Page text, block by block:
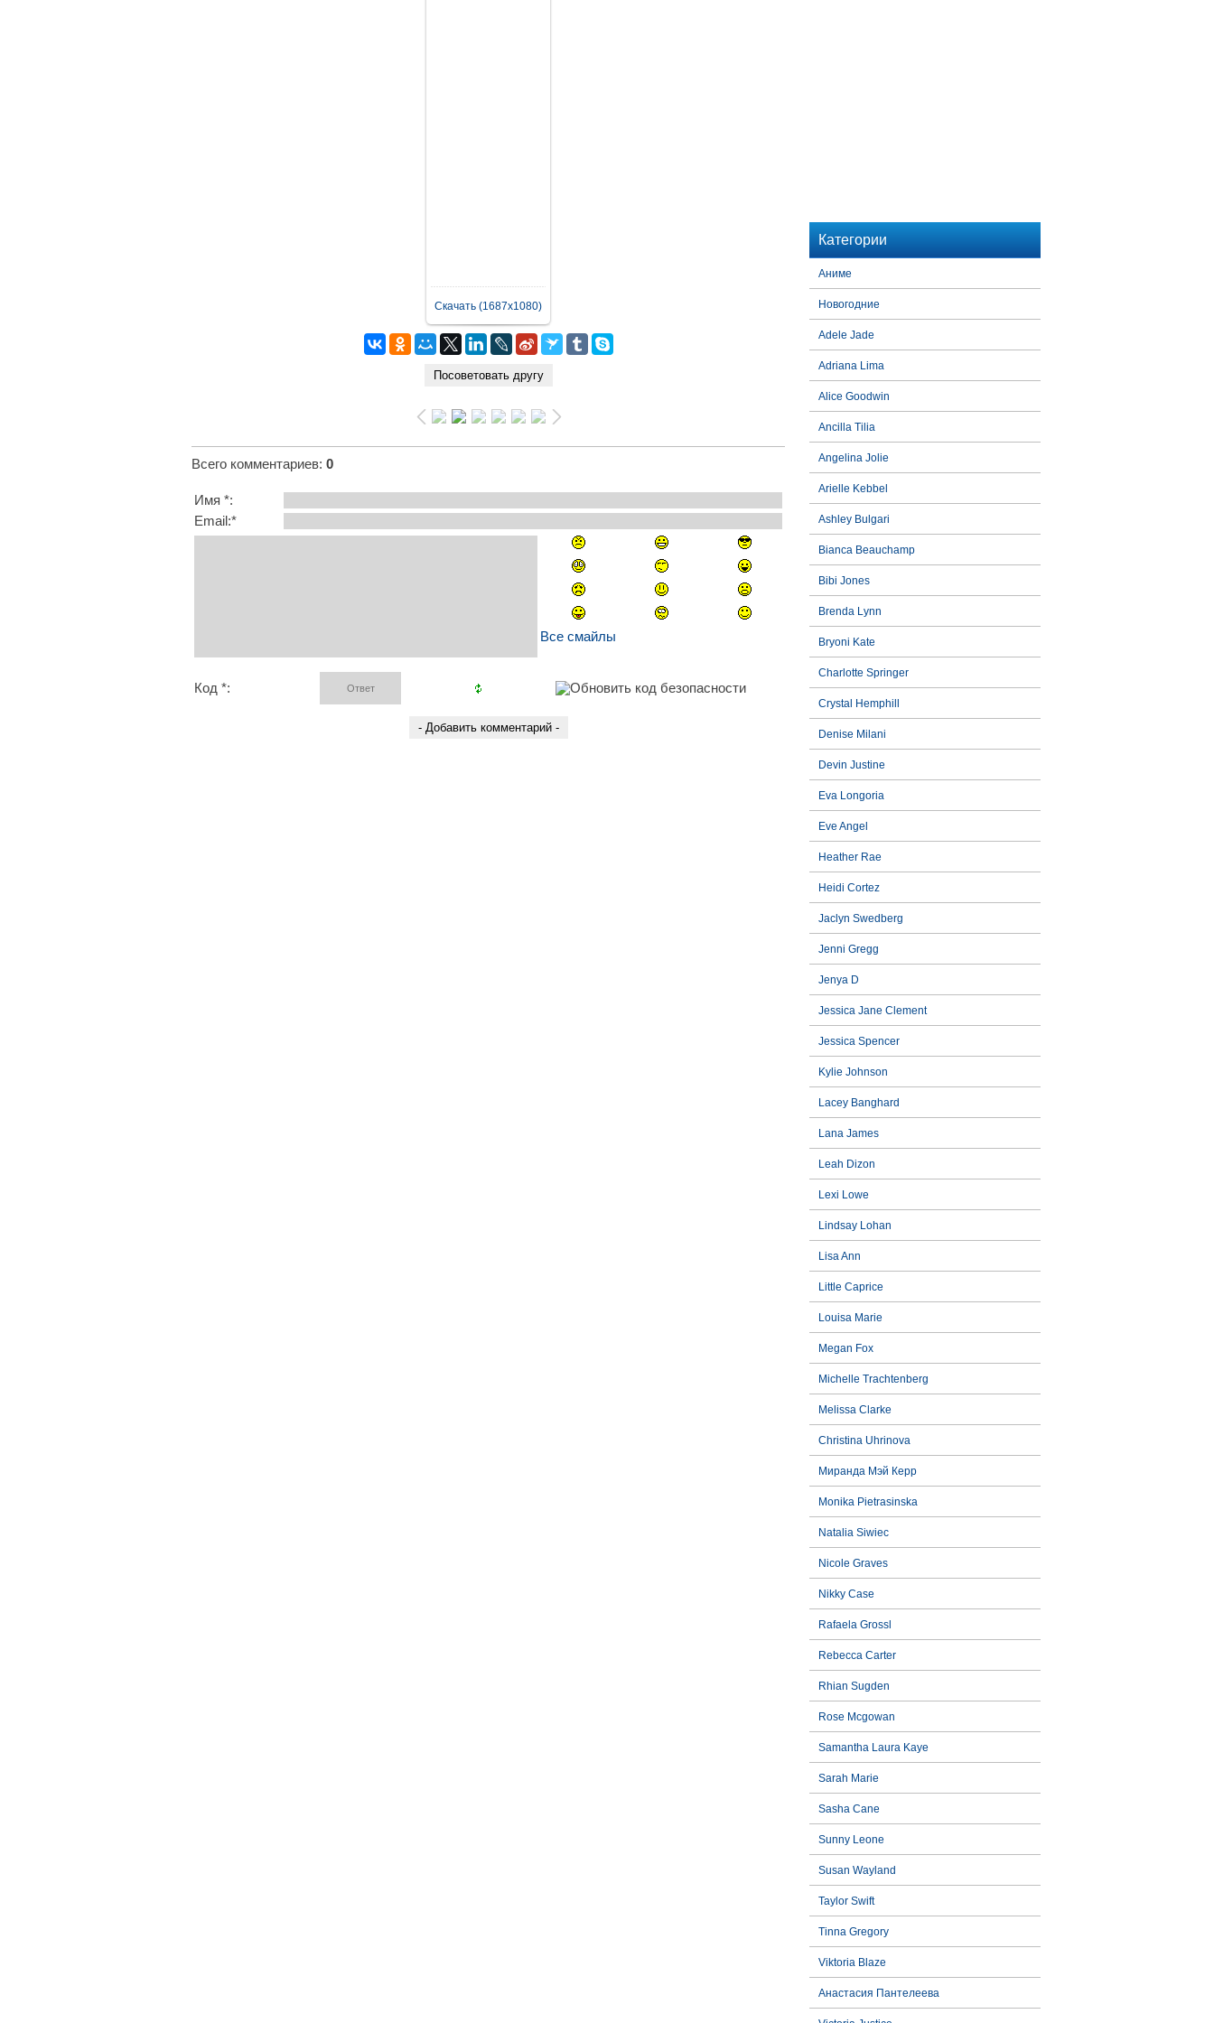
Скачать (1687x1080)
Всего комментариев: 0
Имя *:
Email:*
Все смайлы
Код *:
Категории
Аниме
Новогодние
Adele Jade
Adriana Lima
Alice Goodwin
Ancilla Tilia
Angelina Jolie
Arielle Kebbel
Ashley Bulgari
Bianca Beauchamp
Bibi Jones
Brenda Lynn
Bryoni Kate
Charlotte Springer
Crystal Hemphill
Denise Milani
Devin Justine
Eva Longoria
Eve Angel
Heather Rae
Heidi Cortez
Jaclyn Swedberg
Jenni Gregg
Jenya D
Jessica Jane Clement
Jessica Spencer
Kylie Johnson
Lacey Banghard
Lana James
Leah Dizon
Lexi Lowe
Lindsay Lohan
Lisa Ann
Little Caprice
Louisa Marie
Megan Fox
Michelle Trachtenberg
Melissa Clarke
Christina Uhrinova
Миранда Мэй Керр
Monika Pietrasinska
Natalia Siwiec
Nicole Graves
Nikky Case
Rafaela Grossl
Rebecca Carter
Rhian Sugden
Rose Mcgowan
Samantha Laura Kaye
Sarah Marie
Sasha Cane
Sunny Leone
Susan Wayland
Taylor Swift
Tinna Gregory
Viktoria Blaze
Анастасия Пантелеева